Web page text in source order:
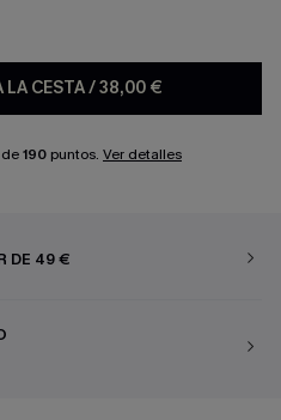
LA CESTA/38,00 €
190 puntos. Ver detalles
DE 49 €